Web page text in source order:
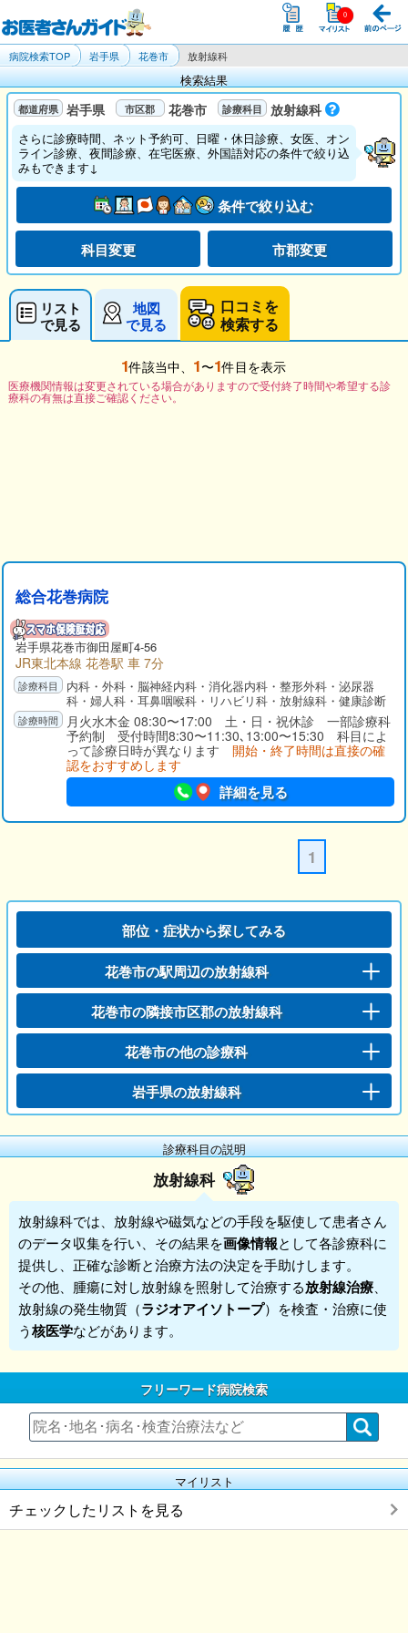
病院検索TOP 岩手県 花巻市 放射線科
検索結果
岩手県 花巻市 放射線科
さらに診療時間、ネット予約可、日曜・休日診療、女医、オン
ライン診療、夜間診療、在宅医療、外国語対応の条件で絞り込
みもできます↓
条件で絞り込む
科目変更 市郡変更
リスト
で見る
地図
で見る
口コミを
検索する
1件該当中、 1〜1件目を表示
医療機関情報は変更されている場合がありますので受付終了時間や希望する診
療科の有無は直接ご確認ください。
総合花巻病院
岩手県花巻市御田屋町4-56
JR東北本線 花巻駅 車 7分
内科・外科・脳神経内科・消化器内科・整形外科・泌尿器
科・婦人科・耳鼻咽喉科・リハビリ科・放射線科・健康診断
月火水木金 08:30〜17:00 土・日・祝休診 一部診療科
予約制 受付時間8:30〜11:30､13:00〜15:30 科目によ
って診療日時が異なります 開始・終了時間は直接の確
認をおすすめします
詳細を見る
1
部位・症状から探してみる
花巻市の駅周辺の放射線科
花巻市の隣接市区郡の放射線科
花巻市の他の診療科
岩手県の放射線科
診療科目の説明
放射線科
放射線科では、放射線や磁気などの手段を駆使して患者さん
のデータ収集を行い、その結果を画像情報として各診療科に
提供し、正確な診断と治療方法の決定を手助けします。
その他、腫瘍に対し放射線を照射して治療する放射線治療
放射線の発生物質（ラジオアイソトープ）を検査・治療に使
う核医学などがあります。
フリーワード病院検索
マイリスト
チェックしたリストを見る